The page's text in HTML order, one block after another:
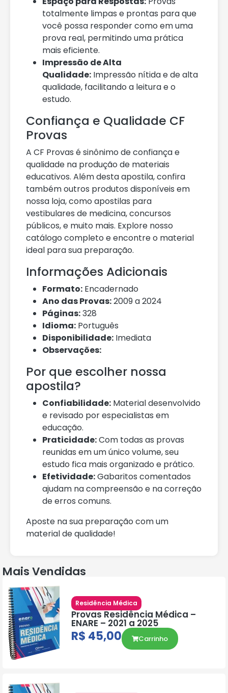
totalmente limpas e prontas para que
você possa responder como em uma
prova real, permitindo uma prática
mais eficiente.
Impressão de Alta
Qualidade: Impressão nítida e de alta
qualidade, facilitando a leitura e o
estudo.
Confiança e Qualidade CF
Provas
A CF Provas é sinônimo de confiança e
qualidade na produção de materiais
educativos. Além desta apostila, confira
também outros produtos disponíveis em
nossa loja, como apostilas para
vestibulares de medicina, concursos
públicos, e muito mais. Explore nosso
catálogo completo e encontre o material
ideal para sua preparação.
Informações Adicionais
Formato: Encadernado
Ano das Provas:2009 a 2024
Páginas:328
Idioma: Português
Disponibilidade: Imediata
Observações:
Por que escolher nossa
apostila?
Confiabilidade: Material desenvolvido
e revisado por especialistas em
educação.
Praticidade:Com todas as provas
reunidas em um único volume, seu
estudo fica mais organizado e prático.
Efetividade:Gabaritos comentados
ajudam na compreensão e na correção
de erros comuns.
Aposte na sua preparação com um
material de qualidade!
Mais Vendidas
Residência Médica
Provas Residência Médica –
ENARE – 2021 a 2025
R$ 45,00 Carrinho